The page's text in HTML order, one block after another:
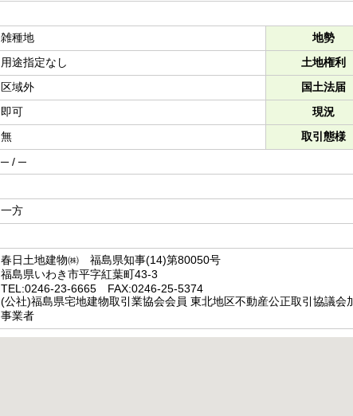
雑種地 地勢
用途指定なし 土地権利
区域外 国土法届
即可 現況
無 取引態様
─ / ─
一方
春日土地建物㈱ 福島県知事(14)第80050号
福島県いわき市平字紅葉町43-3
TEL:0246-23-6665 FAX:0246-25-5374
(公社)福島県宅地建物取引業協会会員 東北地区不動産公正取引協議会
事業者